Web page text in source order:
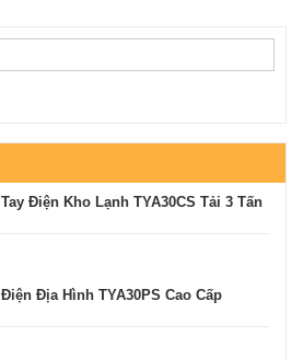
Điện Kho Lạnh TYA30CS Tải 3 Tấn
Địa Hình TYA30PS Cao Cấp